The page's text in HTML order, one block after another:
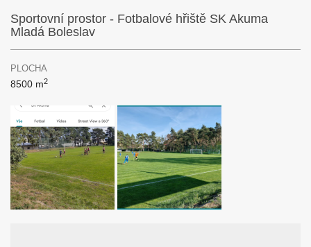
Sportovní prostor - Fotbalové hřiště SK Akuma
Mladá Boleslav
PLOCHA
8500 m2